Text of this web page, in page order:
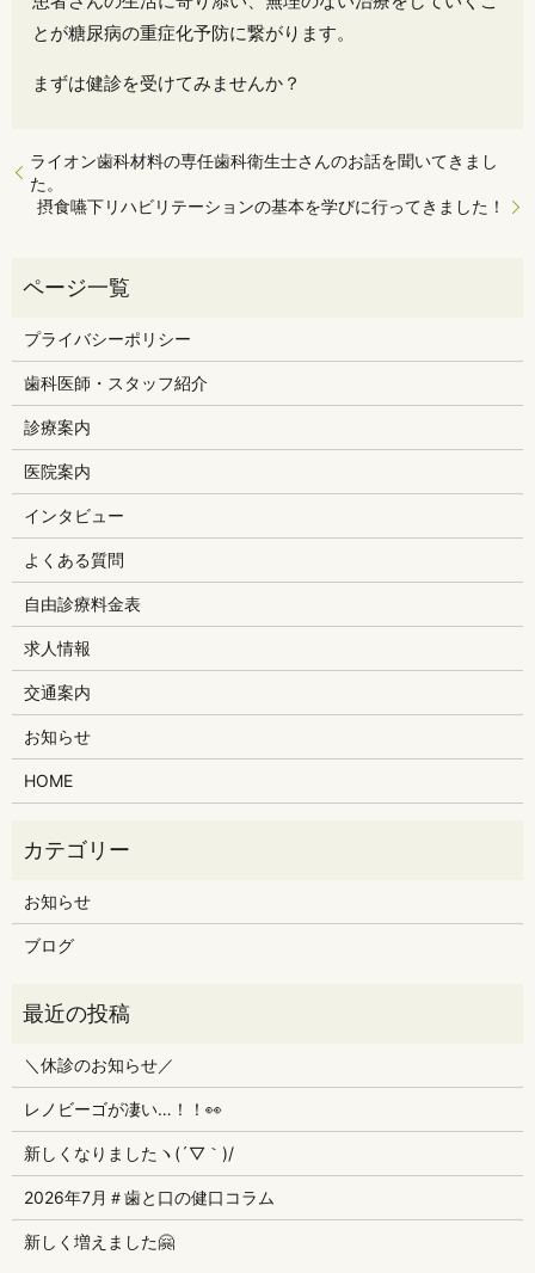
とが糖尿病の重症化予防に繋がります。
まずは健診を受けてみませんか？
ライオン歯科材料の専任歯科衛生士さんのお話を聞いてきまし
た。
摂食嚥下リハビリテーションの基本を学びに行ってきました！
プライバシーポリシー
歯科医師・スタッフ紹介
診療案内
医院案内
インタビュー
よくある質問
自由診療料金表
求人情報
交通案内
お知らせ
HOME
お知らせ
ブログ
＼休診のお知らせ／
レノビーゴが凄い…！！👀
新しくなりましたヽ(´▽｀)/
2026年7月＃歯と口の健口コラム
新しく増えました🤗